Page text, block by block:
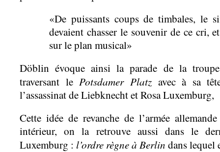
«De puissants coups de timbales, le
devaient chasser le souvenir de ce cri,
sur le plan musical»
Döblin évoque ainsi la parade de la
traversant lePotsdamer Platzavec à sa
l’assassinat de Liebknecht et Rosa
Cette idée de revanche de l’armée
intérieur, on la retrouve aussi dans le
Luxemburg : l’ordre règne à Berlin dans lequel